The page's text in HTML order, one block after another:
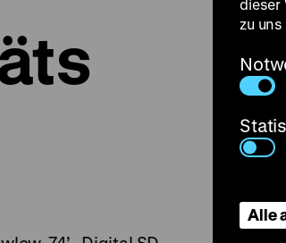
dieser
zu uns
Alle